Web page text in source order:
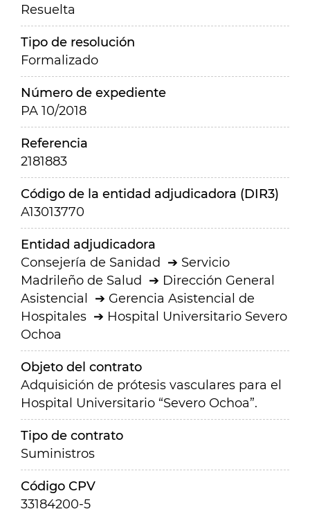
Resuelta
Tipo de resolución
Formalizado
Número de expediente
PA 10/2018
Referencia
2181883
Código de la entidad adjudicadora (DIR3)
A13013770
Entidad adjudicadora
Consejería de Sanidad
Servicio
Madrileño de Salud
Dirección General
Asistencial
Gerencia Asistencial de
Hospitales
Hospital Universitario Severo
Ochoa
Objeto del contrato
Adquisición de prótesis vasculares para el
Hospital Universitario “Severo Ochoa”.
Tipo de contrato
Suministros
Código CPV
33184200-5